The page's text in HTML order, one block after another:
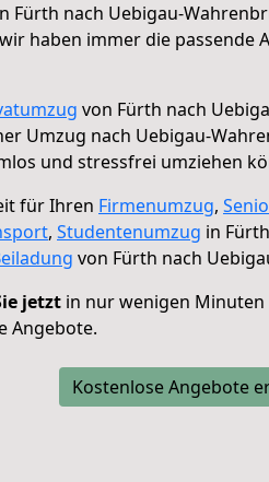
Fürth nach Uebigau-
haben immer die passende
von Fürth nach
Umzug nach Uebigau-
und stressfrei umziehen
für Ihren Firmenumzug,
, Studentenumzug in
von Fürth nach
jetzt in nur wenigen
Angebote.
Kostenlose Angebote